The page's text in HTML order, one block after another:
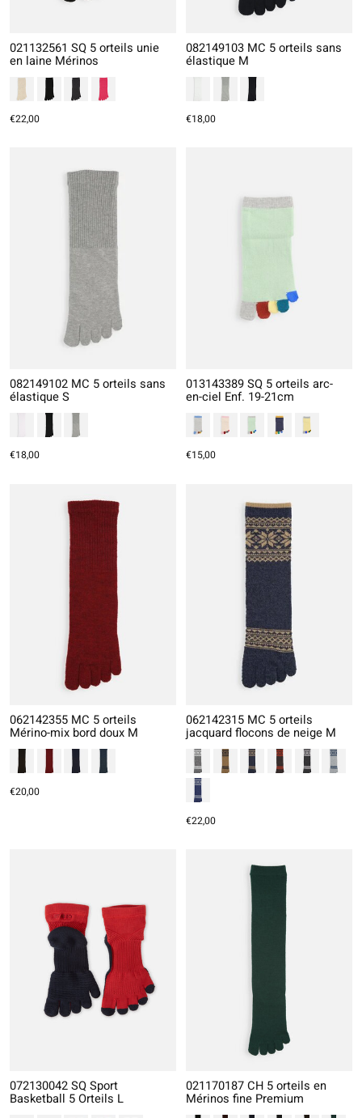
021132561 SQ 5 orteils unie
en laine Mérinos
€22,00
082149103 MC 5 orteils sans
élastique M
€18,00
082149102 MC 5 orteils sans
élastique S
€18,00
013143389 SQ 5 orteils arc-
en-ciel Enf. 19-21cm
€15,00
062142355 MC 5 orteils
Mérino-mix bord doux M
€20,00
062142315 MC 5 orteils
jacquard flocons de neige M
€22,00
072130042 SQ Sport
Basketball 5 Orteils L
021170187 CH 5 orteils en
Mérinos fine Premium